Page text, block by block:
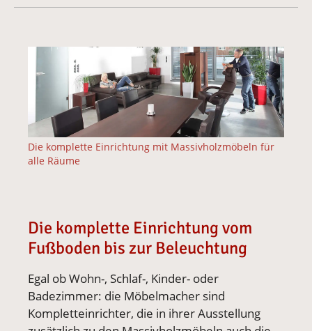
Vergrößerte Version anzeigen für
Die komplette Einrichtung mit Massivholzmöbeln für
alle Räume
Die komplette Einrichtung vom
Fußboden bis zur Beleuchtung
Egal ob Wohn-, Schlaf-, Kinder- oder
Badezimmer: die Möbelmacher sind
Kompletteinrichter, die in ihrer Ausstellung